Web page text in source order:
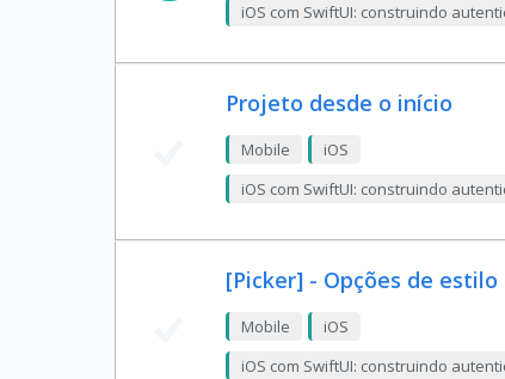
iOS com SwiftUI: construindo
Projeto desde o início
Mobile
iOS
iOS com SwiftUI: construindo
[Picker] - Opções de estilo
Mobile
iOS
iOS com SwiftUI: construindo